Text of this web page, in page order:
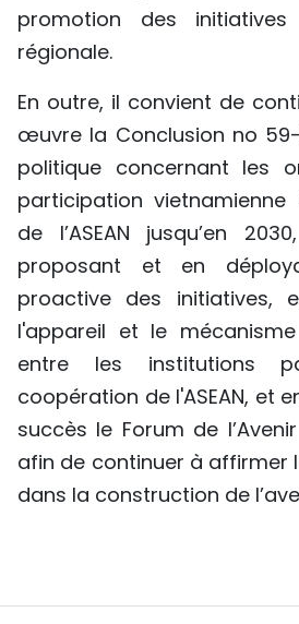
promotion des
régionale.
En outre, il convient de
œuvre la Conclusion no 59-
politique concernant les
participation
de l’ASEAN jusqu’en
proposant et en
proactive des initiatives,
l'appareil et le
entre les institutions
coopération de l'ASEAN, et
succès le Forum de l’Avenir
afin de continuer à affirmer
dans la construction de